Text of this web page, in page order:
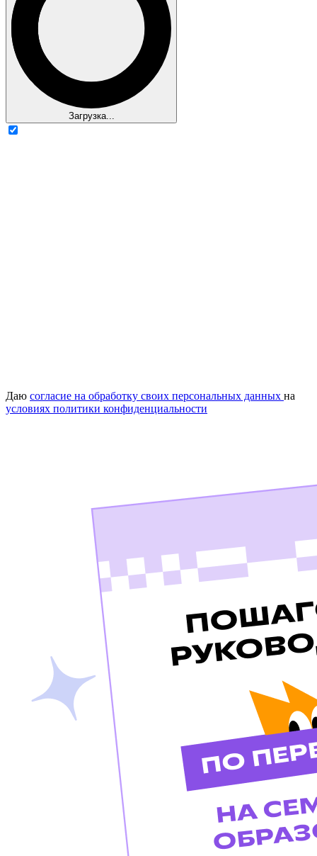
Загрузка...
Даю согласие на обработку своих персональных данных на
условиях политики конфиденциальности